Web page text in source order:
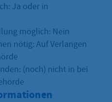
Ja oder in
möglich: Nein
nötig: Auf Verlangen
(noch) nicht in bei